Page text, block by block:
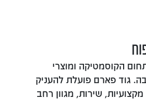
הקוסמטיקה ומוצרי
גוד פארם פועלת להעניק
שירות, מגוון רחב